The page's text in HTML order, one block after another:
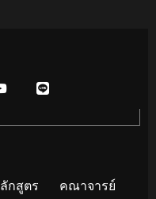
หลักสูตร คณาจารย์